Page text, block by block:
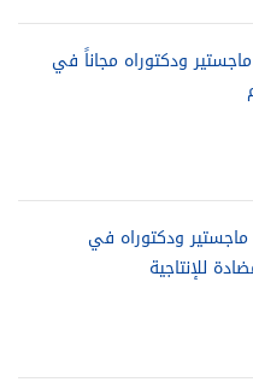
ودكتوراه مجاناً في
ودكتوراه في
للإنتاجية